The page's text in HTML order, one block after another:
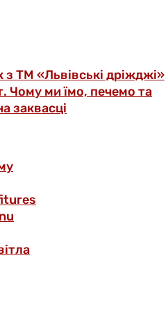
з ТМ «Львівські дріжджі»
Чому ми їмо, печемо та
заквасці